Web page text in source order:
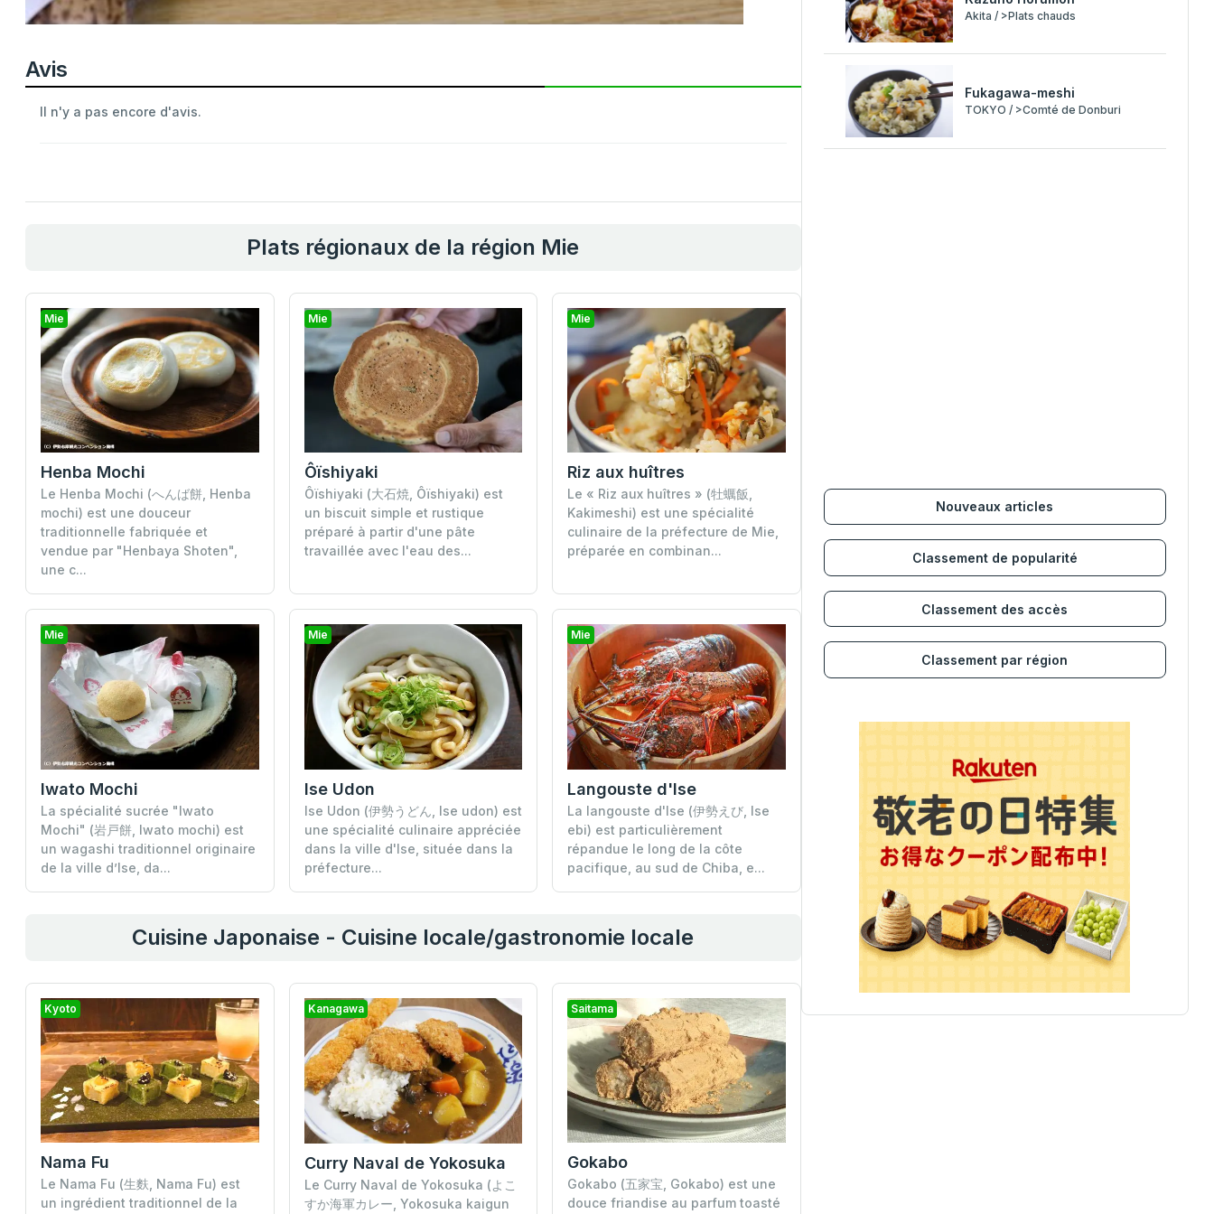
Avis
Il n'y a pas encore d'avis.
Plats régionaux de la région Mie
Mie
Henba Mochi
Le Henba Mochi (へんば餅, Henba
mochi) est une douceur
traditionnelle fabriquée et
vendue par "Henbaya Shoten",
une c...
Mie
Ôïshiyaki
Ôïshiyaki (大石焼, Ôïshiyaki) est
un biscuit simple et rustique
préparé à partir d'une pâte
travaillée avec l'eau des...
Mie
Riz aux huîtres
Le « Riz aux huîtres » (牡蠣飯,
Kakimeshi) est une spécialité
culinaire de la préfecture de Mie,
préparée en combinan...
Mie
Iwato Mochi
La spécialité sucrée "Iwato
Mochi" (岩戸餅, Iwato mochi) est
un wagashi traditionnel originaire
de la ville d’Ise, da...
Mie
Ise Udon
Ise Udon (伊勢うどん, Ise udon) est
une spécialité culinaire appréciée
dans la ville d'Ise, située dans la
préfecture...
Mie
Langouste d'Ise
La langouste d'Ise (伊勢えび, Ise
ebi) est particulièrement
répandue le long de la côte
pacifique, au sud de Chiba, e...
Cuisine Japonaise - Cuisine locale/gastronomie locale
Kyoto
Nama Fu
Le Nama Fu (生麩, Nama Fu) est
un ingrédient traditionnel de la
Kanagawa
Curry Naval de Yokosuka
Le Curry Naval de Yokosuka (よこ
すか海軍カレー, Yokosuka kaigun
Saitama
Gokabo
Gokabo (五家宝, Gokabo) est une
douce friandise au parfum toasté
Akita / >Plats chauds
Fukagawa-meshi
TOKYO / >Comté de Donburi
Nouveaux articles
Classement de popularité
Classement des accès
Classement par région